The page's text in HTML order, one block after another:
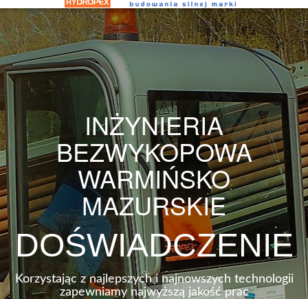
INŻYNIERIA
BEZWYKOPOWA
WARMIŃSKO
MAZURSKIE
DOŚWIADCZENIE
Korzystając z najlepszych i najnowszych technologii
zapewniamy najwyższą jakość prac